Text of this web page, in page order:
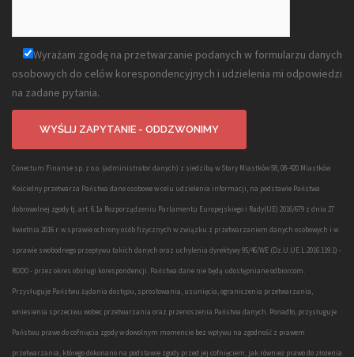
Wyrażam zgodę na przetwarzanie podanych w formularzu danych
osobowych do celów korespondencyjnych i udzielenia mi odpowiedzi
na zadane pytania.
Conectum Finanse sp. z o.o. (administrator danych) z siedzibą w Stary Miastków 58, 08-420 Miastków
Kościelny przetwarza Państwa dane osobowe w celu udzielenia informacji, na podstawie Państwa
dobrowolnej zgody tj. art. 6.1a Rozporządzeniu Parlamentu Europejskiego i Rady(UE) 2016/679 z dnia 27
kwietnia 2016 r. w sprawie ochrony osób fizycznych w związku z przetwarzaniem danych osobowych i w
sprawie swobodnego przepływu takich danych oraz uchylenia dyrektywy 95/46/WE (Dz.U.UE.L.2016.119.1) -
RODO - przez okres obsługi korespondencji. Państwa dane nie będą udostępniane odbiorcom.
Przysługuje Państwu żądania dostępu, sprostowania, usunięcia, ograniczenia przetwarzania,
wniesienia sprzeciwu wobec przetwarzania oraz przenoszenia Państwa danych. Ponadto, przysługuje
Państwu prawo do cofnięcia zgody w dowolnym momencie bez wpływu na zgodność z prawem
przetwarzania, którego dokonano na podstawie zgody przed jej cofnięciem, jak również prawo do złożenia